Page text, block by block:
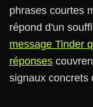
phrases courtes
répond d'un
message Tinder
réponses
signaux concrets